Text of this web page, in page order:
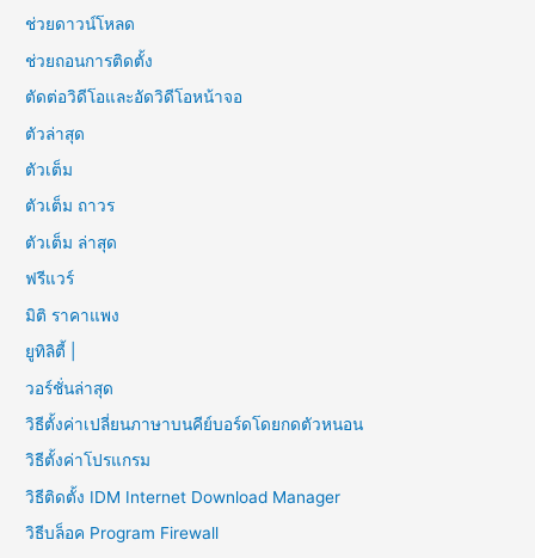
ช่วยดาวน์โหลด
ช่วยถอนการติดตั้ง
ตัดต่อวิดีโอและอัดวิดีโอหน้าจอ
ตัวล่าสุด
ตัวเต็ม
ตัวเต็ม ถาวร
ตัวเต็ม ล่าสุด
ฟรีแวร์
มิติ ราคาแพง
ยูทิลิตี้ |
วอร์ชั่นล่าสุด
วิธีตั้งค่าเปลี่ยนภาษาบนคีย์บอร์ดโดยกดตัวหนอน
วิธีตั้งค่าโปรแกรม
วิธีติดตั้ง IDM Internet Download Manager
วิธีบล็อค Program Firewall